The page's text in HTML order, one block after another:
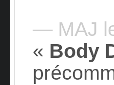
— MAJ
« Body